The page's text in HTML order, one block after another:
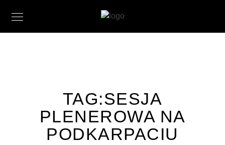
TAG:SESJA
PLENEROWA NA
PODKARPACIU